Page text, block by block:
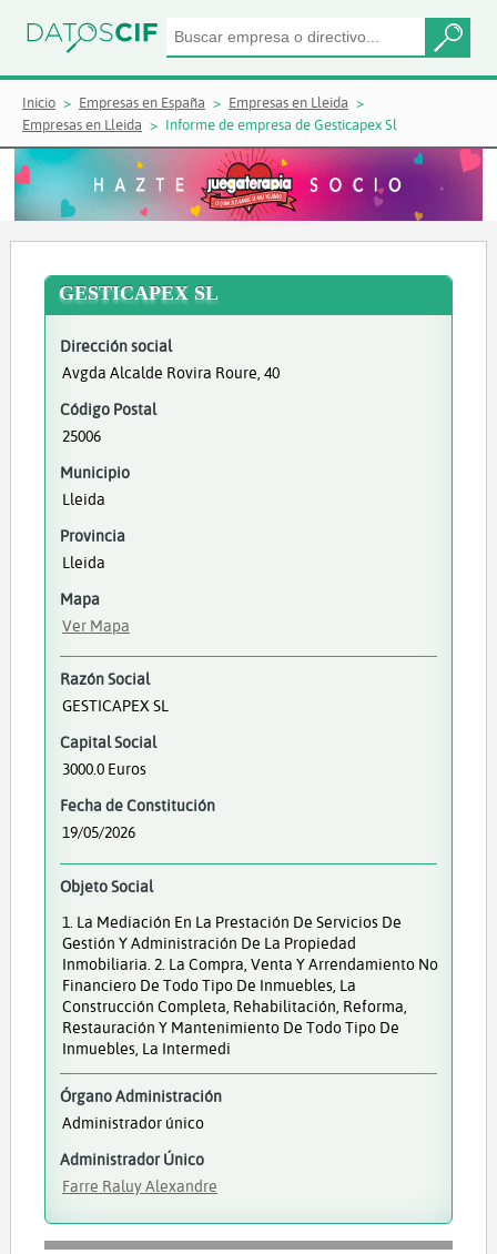
Inicio Empresas en España
Empresas en Lleida
Empresas en Lleida
Informe de empresa de Gesticapex Sl
GESTICAPEX SL
Dirección social
Avgda Alcalde Rovira Roure, 40
Código Postal
25006
Municipio
Lleida
Provincia
Lleida
Mapa
Ver Mapa
Razón Social
GESTICAPEX SL
Capital Social
3000.0 Euros
Fecha de Constitución
19/05/2026
Objeto Social
1. La Mediación En La Prestación De Servicios De
Gestión Y Administración De La Propiedad
Inmobiliaria. 2. La Compra, Venta Y Arrendamiento No
Financiero De Todo Tipo De Inmuebles, La
Construcción Completa, Rehabilitación, Reforma,
Restauración Y Mantenimiento De Todo Tipo De
Inmuebles, La Intermedi
Órgano Administración
Administrador único
Administrador Único
Farre Raluy Alexandre